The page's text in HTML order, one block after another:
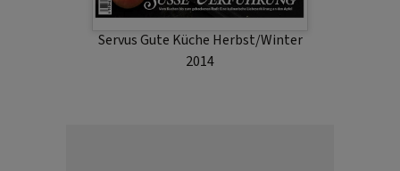
Servus Gute Küche Herbst/Winter
2014